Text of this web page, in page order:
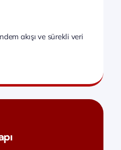
akışı ve sürekli veri